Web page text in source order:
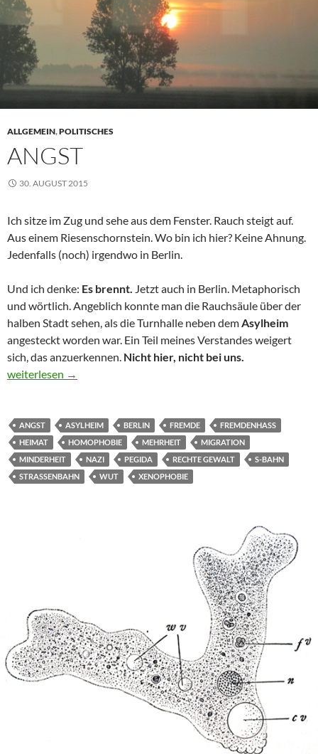
ALLGEMEIN,POLITISCHES
ANGST
30. AUGUST 2015
Ich sitze im Zug und sehe aus dem Fenster. Rauch steigt auf.
Aus einem Riesenschornstein. Wo bin ich hier? Keine Ahnung.
Jedenfalls (noch) irgendwo in Berlin.
Und ich denke: Es brennt. Jetzt auch in Berlin. Metaphorisch
und wörtlich. Angeblich konnte man die Rauchsäule über der
halben Stadt sehen, als die Turnhalle neben demAsylheim
angesteckt worden war. Ein Teil meines Verstandes weigert
sich, das anzuerkennen. Nicht hier, nicht bei uns.
Angst
weiterlesen →
ANGST ASYLHEIM BERLIN FREMDE
FREMDENHASS
HEIMAT
HOMOPHOBIE MEHRHEIT
MIGRATION
MINDERHEIT
NAZI PEGIDA RECHTE GEWALT
S-BAHN
STRASSENBAHN
WUT XENOPHOBIE